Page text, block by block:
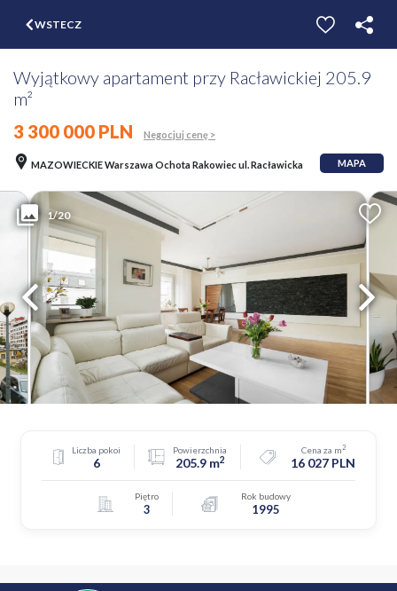
WSTECZ
Wyjątkowy apartament przy Racławickiej 205.9
m²
3 300 000 PLN
Negocjuj cenę >
MAZOWIECKIE Warszawa Ochota Rakowiec ul. Racławicka MAPA
1/20
Liczba pokoi
6
Powierzchnia
205.9 m2
Cena za m2
16 027 PLN
Piętro
3
Rok budowy
1995